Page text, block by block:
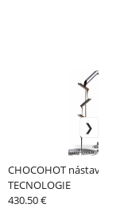
CHOCOHOT nástavce –
TECNOLOGIE
430.50 €